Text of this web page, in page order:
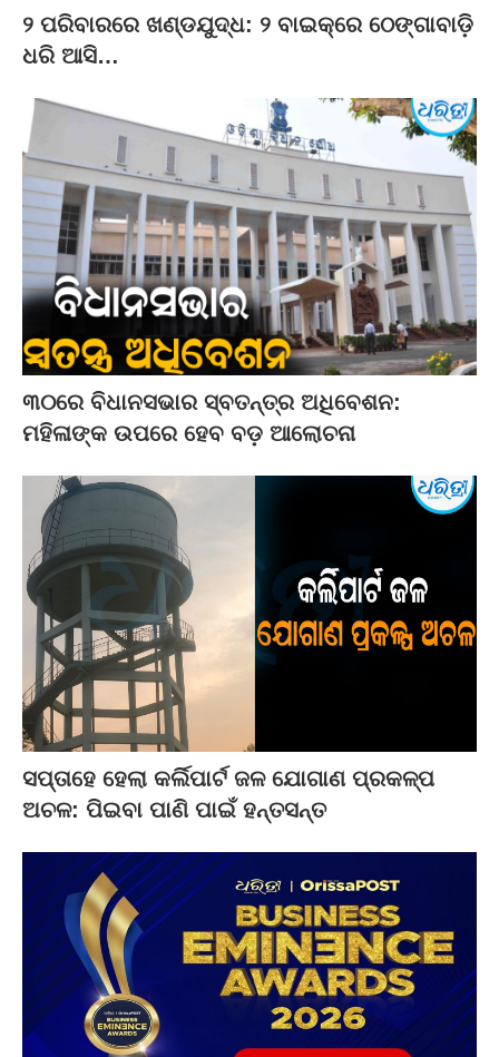
୨ ପରିବାରରେ ଖଣ୍ଡଯୁଦ୍ଧ: ୨ ବାଇକ୍‌ରେ ଠେଙ୍ଗାବାଡ଼ି
ଧରି ଆସି…
୩୦ରେ ବିଧାନସଭାର ସ୍ବତନ୍ତ୍ର ଅଧିବେଶନ:
ମହିଳାଙ୍କ ଉପରେ ହେବ ବଡ଼ ଆଲୋଚନା
ସପ୍ତାହେ ହେଲା କର୍ଲିପାର୍ଟ ଜଳ ଯୋଗାଣ ପ୍ରକଳ୍ପ
ଅଚଳ: ପିଇବା ପାଣି ପାଇଁ ହନ୍ତସନ୍ତ